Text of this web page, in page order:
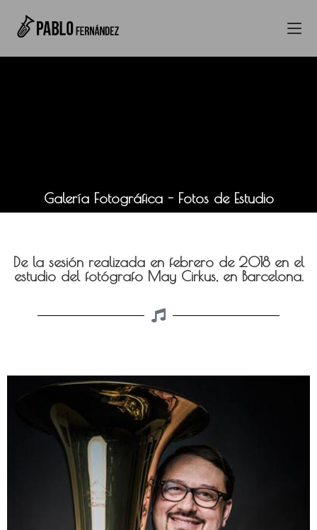
Galería Fotográfica - Fotos de Estudio
De la sesión realizada en febrero de 2018 en el
estudio del fotógrafo May Cirkus, en Barcelona.